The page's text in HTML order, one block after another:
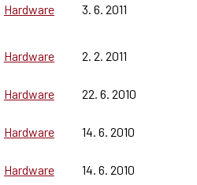
Hardware 3. 6. 2011
Hardware
2. 2. 2011
Hardware
22. 6. 2010
Hardware
14. 6. 2010
Hardware
14. 6. 2010